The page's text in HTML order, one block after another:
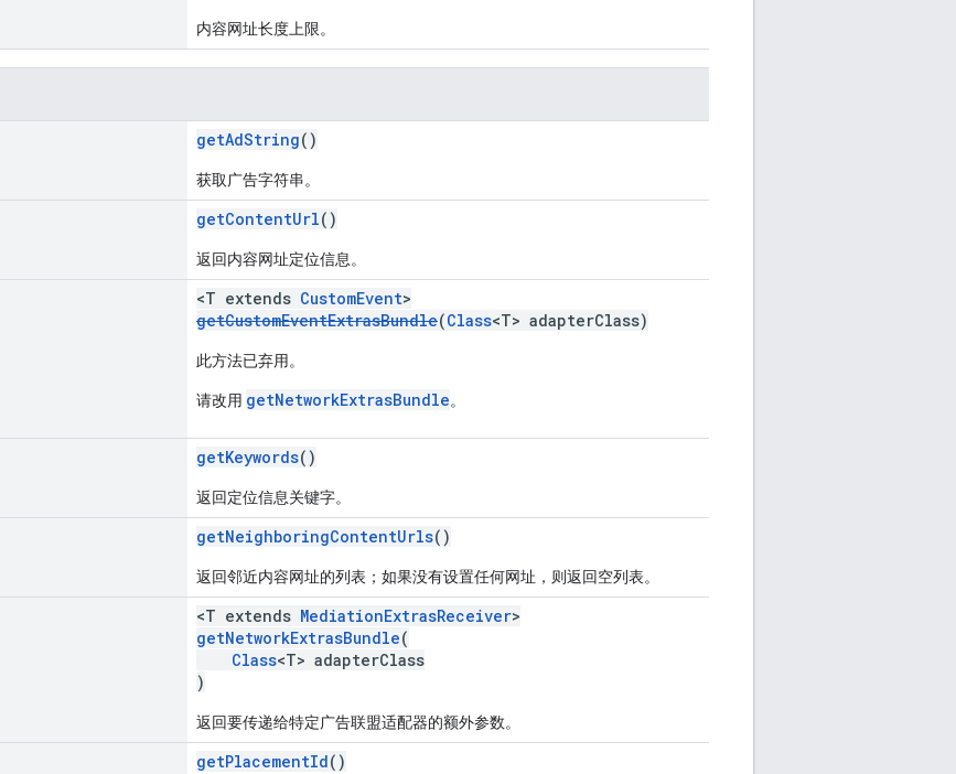
内容网址长度上限。
getAdString()
获取广告字符串。
getContentUrl()
返回内容网址定位信息。
<T extends CustomEvent>
getCustomEventExtrasBundle(Class<T> adapterClass)
此方法已弃用。
请改用 getNetworkExtrasBundle。
getKeywords()
返回定位信息关键字。
getNeighboringContentUrls()
返回邻近内容网址的列表；如果没有设置任何网址，则返回空列表。
<T extends MediationExtrasReceiver>
getNetworkExtrasBundle(
Class<T> adapterClass
)
返回要传递给特定广告联盟适配器的额外参数。
getPlacementId()